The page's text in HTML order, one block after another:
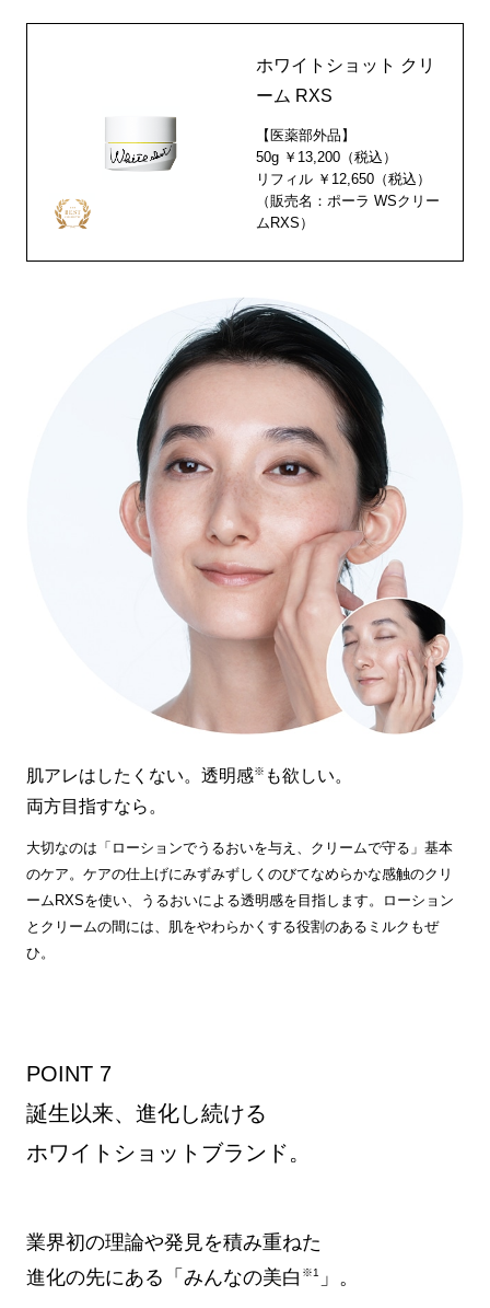
ホワイトショット クリ
ーム RXS
【医薬部外品】
50g ￥13,200（税込）
リフィル ￥12,650（税込）
（販売名：ポーラ WSクリー
ムRXS）
肌アレはしたくない。透明感※ も欲しい。
両方目指すなら。
大切なのは「ローションでうるおいを与え、クリームで守る」基本
のケア。ケアの仕上げにみずみずしくのびてなめらかな感触のクリ
ームRXSを使い、うるおいによる透明感を目指します。ローション
とクリームの間には、肌をやわらかくする役割のあるミルクもぜ
ひ。
POINT 7
誕生以来、進化し続ける
ホワイトショットブランド。
業界初の理論や発見を積み重ねた
進化の先にある「みんなの美白 ※1 」。